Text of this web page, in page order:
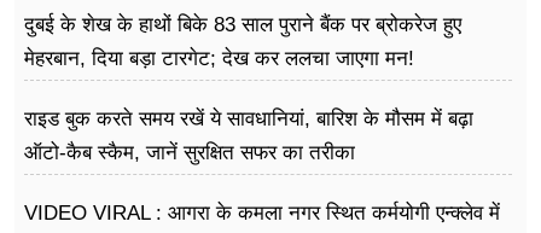
दुबई के शेख के हाथों बिके 83 साल पुराने बैंक पर ब्रोकरेज हुए
मेहरबान, दिया बड़ा टारगेट; देख कर ललचा जाएगा मन!
राइड बुक करते समय रखें ये सावधानियां, बारिश के मौसम में बढ़ा
ऑटो-कैब स्कैम, जानें सुरक्षित सफर का तरीका
VIDEO VIRAL : आगरा के कमला नगर स्थित कर्मयोगी एन्क्लेव में